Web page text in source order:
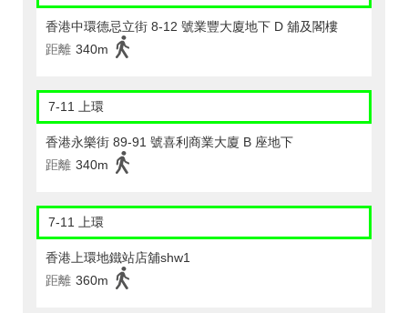
香港中環德忌立街 8-12 號業豐大廈地下 D 舖及閣樓
距離 340m
7-11 上環
香港永樂街 89-91 號喜利商業大廈 B 座地下
距離 340m
7-11 上環
香港上環地鐵站店舖shw1
距離 360m